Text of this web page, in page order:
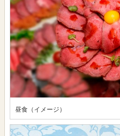
昼食（イメージ）